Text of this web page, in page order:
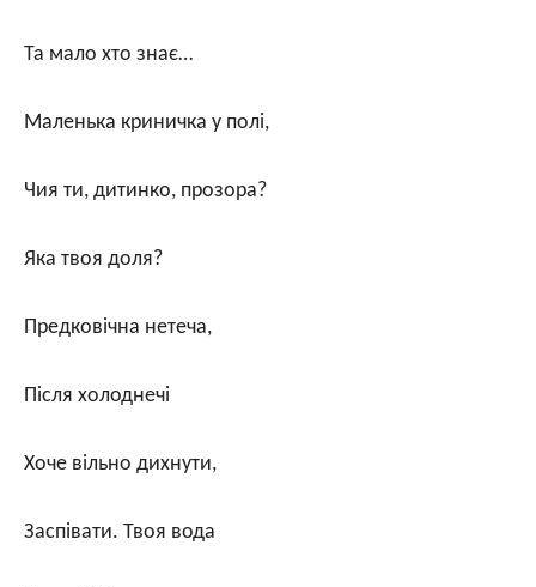
Та мало хто знає…
Маленька криничка у полі,
Чия ти, дитинко, прозора?
Яка твоя доля?
Предковічна нетеча,
Після холоднечі
Хоче вільно дихнути,
Заспівати. Твоя вода